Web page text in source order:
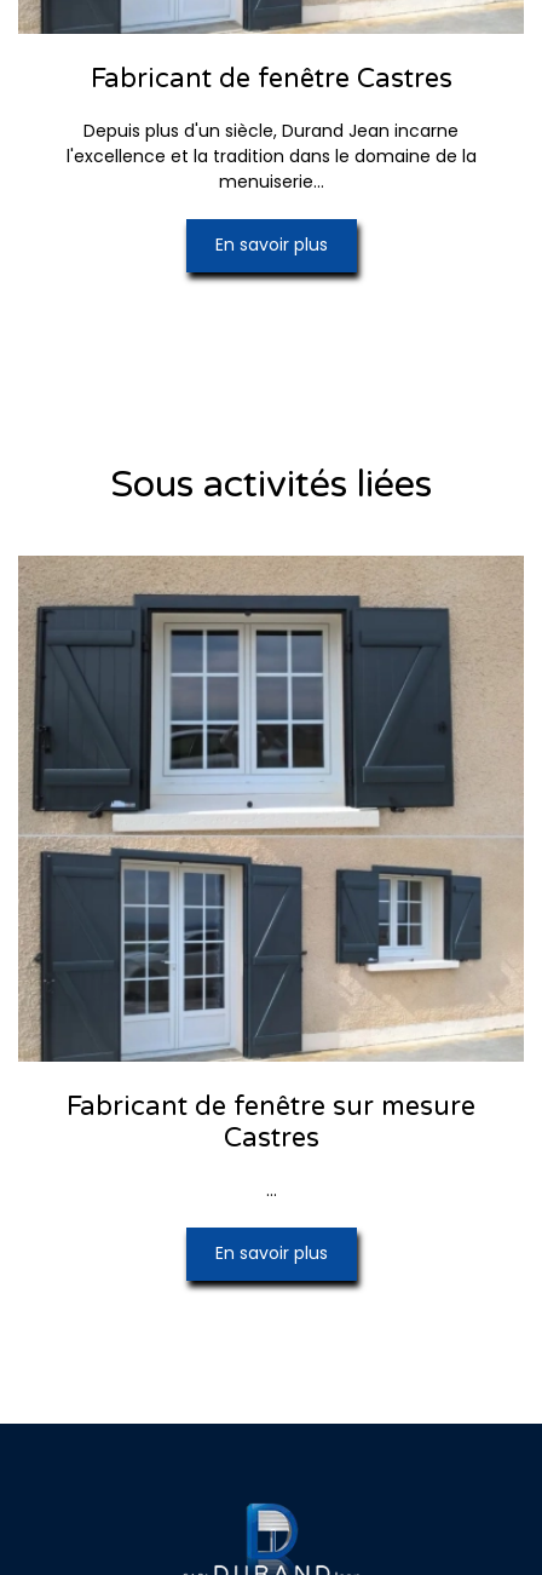
Fabricant de fenêtre Castres
Depuis plus d'un siècle, Durand Jean incarne
l'excellence et la tradition dans le domaine de la
menuiserie...
En savoir plus
Sous activités liées
Fabricant de fenêtre sur mesure
Castres
...
En savoir plus